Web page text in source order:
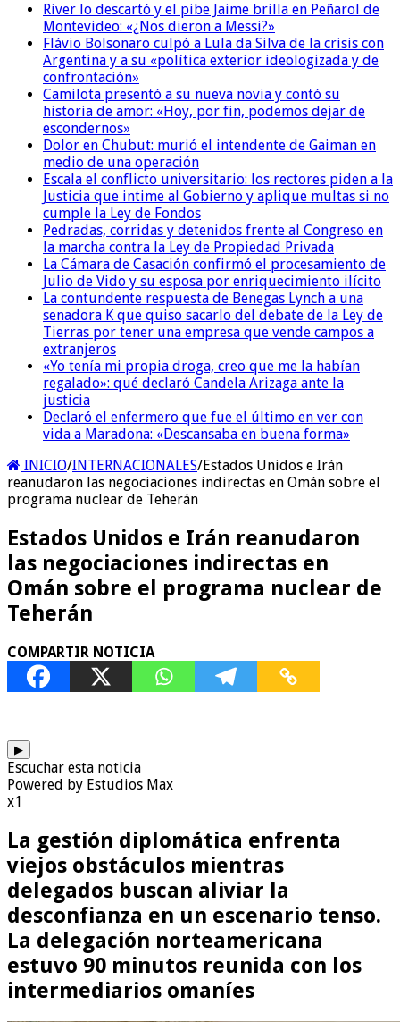
River lo descartó y el pibe Jaime brilla en Peñarol de
Montevideo: «¿Nos dieron a Messi?»
Flávio Bolsonaro culpó a Lula da Silva de la crisis con
Argentina y a su «política exterior ideologizada y de
confrontación»
Camilota presentó a su nueva novia y contó su
historia de amor: «Hoy, por fin, podemos dejar de
escondernos»
Dolor en Chubut: murió el intendente de Gaiman en
medio de una operación
Escala el conflicto universitario: los rectores piden a la
Justicia que intime al Gobierno y aplique multas si no
cumple la Ley de Fondos
Pedradas, corridas y detenidos frente al Congreso en
la marcha contra la Ley de Propiedad Privada
La Cámara de Casación confirmó el procesamiento de
Julio de Vido y su esposa por enriquecimiento ilícito
La contundente respuesta de Benegas Lynch a una
senadora K que quiso sacarlo del debate de la Ley de
Tierras por tener una empresa que vende campos a
extranjeros
«Yo tenía mi propia droga, creo que me la habían
regalado»: qué declaró Candela Arizaga ante la
justicia
Declaró el enfermero que fue el último en ver con
vida a Maradona: «Descansaba en buena forma»
INICIO/INTERNACIONALES/Estados Unidos e Irán
reanudaron las negociaciones indirectas en Omán sobre el
programa nuclear de Teherán
Estados Unidos e Irán reanudaron
las negociaciones indirectas en
Omán sobre el programa nuclear de
Teherán
COMPARTIR NOTICIA
▶
Escuchar esta noticia
Powered by Estudios Max
x1
La gestión diplomática enfrenta
viejos obstáculos mientras
delegados buscan aliviar la
desconfianza en un escenario tenso.
La delegación norteamericana
estuvo 90 minutos reunida con los
intermediarios omaníes